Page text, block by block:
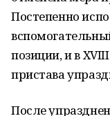
Постепенно
позиции, и в
пристава
После